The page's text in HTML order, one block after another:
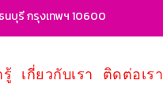
นบุรี กรุงเทพฯ 10600
เกี่ยวกับเรา ติดต่อเรา